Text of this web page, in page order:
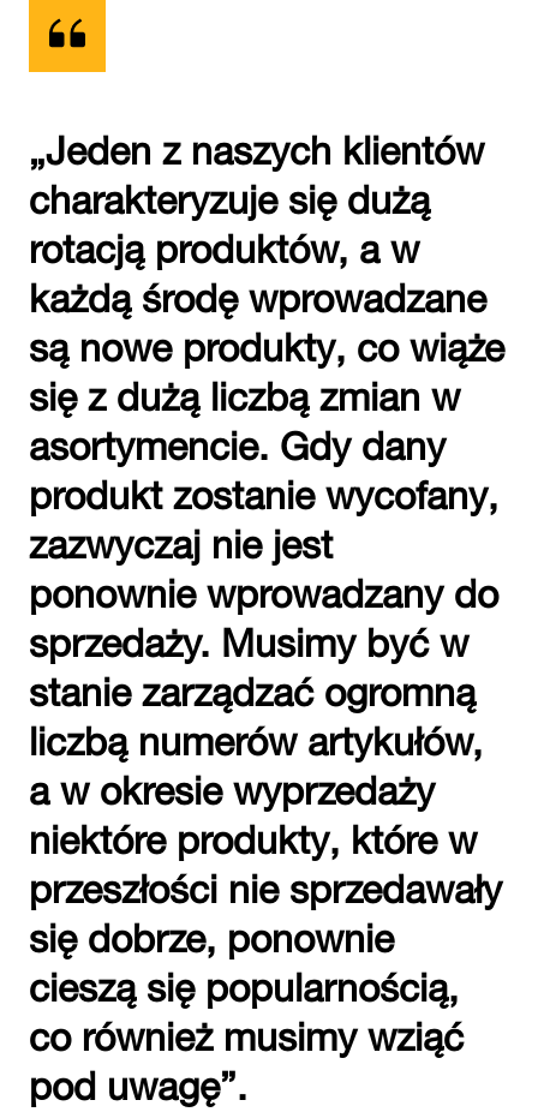
„Jeden z naszych klientów
charakteryzuje się dużą
rotacją produktów, a w
każdą środę wprowadzane
są nowe produkty, co wiąże
się z dużą liczbą zmian w
asortymencie. Gdy dany
produkt zostanie wycofany,
zazwyczaj nie jest
ponownie wprowadzany do
sprzedaży. Musimy być w
stanie zarządzać ogromną
liczbą numerów artykułów,
a w okresie wyprzedaży
niektóre produkty, które w
przeszłości nie sprzedawały
się dobrze, ponownie
cieszą się popularnością,
co również musimy wziąć
pod uwagę”.